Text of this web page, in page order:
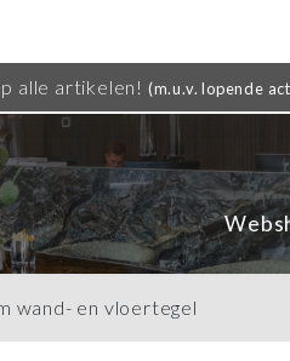
alle artikelen! (m.u.v. lopende
wand- en vloertegel